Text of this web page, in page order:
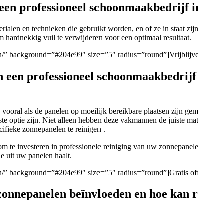
professioneel schoonmaakbedrijf
en technieken die gebruikt worden, en of ze in staat
hardnekkig vuil te verwijderen voor een optimaal resultaat.
background=”#204e99″ size=”5″
professioneel
als de panelen op moeilijk bereikbare plaatsen zijn
optie zijn. Niet alleen hebben deze vakmannen de juiste
zonnepanelen te reinigen .
te investeren in professionele reiniging van uw
uit uw panelen haalt.
background=”#204e99″ size=”5″ radius=”round”]Gratis
beïnvloeden en hoe kan